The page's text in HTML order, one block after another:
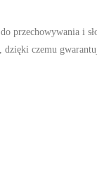
przechowywania i
dzięki czemu